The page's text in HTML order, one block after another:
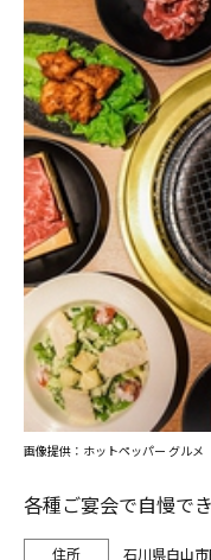
各種ご宴会で自慢で
石川県白山
画像提供：ホットペッパー グルメ